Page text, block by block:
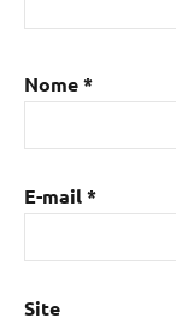
Nome*
E-mail*
Site